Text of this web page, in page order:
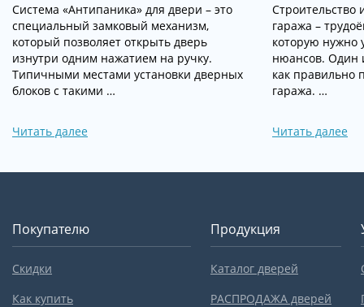
Система «Антипаника» для двери – это
специальный замковый механизм,
который позволяет открыть дверь
изнутри одним нажатием на ручку.
Типичными местами установки дверных
блоков с такими …
Читать далее
Строительство
гаража –
которую нужно
нюансов. Один
как правильно
гаража. …
Читать далее
Покупателю
Скидки
Как купить
Продукция
Каталог дверей
РАСПРОДАЖА дверей